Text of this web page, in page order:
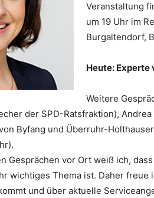
Veranstaltung
um 19 Uhr im
Burgaltendorf,
Heute: Experte
Weitere
der SPD-Ratsfraktion),
Byfang und Überruhr-
Gesprächen vor Ort weiß ich,
wichtiges Thema ist. Daher freue
und über aktuelle